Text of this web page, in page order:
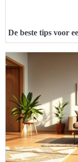
De beste tips voor